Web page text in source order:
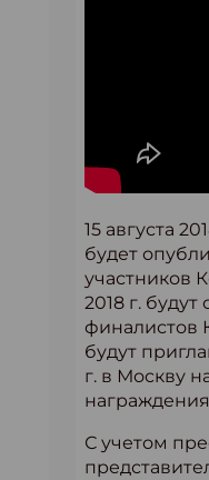
15 августа
будет
участников
2018 г.
финалистов
будут
г. в Москву
С учетом